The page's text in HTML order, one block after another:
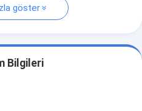
göster
Bilgileri